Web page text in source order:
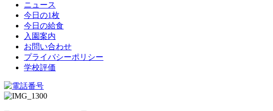
ニュース
今日の1枚
今日の給食
入園案内
お問い合わせ
プライバシーポリシー
学校評価